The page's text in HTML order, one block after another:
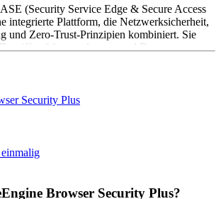
(Security Service Edge & Secure Access
integrierte Plattform, die Netzwerksicherheit,
und Zero-Trust-Prinzipien kombiniert. Sie
auf Anwendungen und Daten von
indem sie Sicherheitsfunktionen wie Firewall,
globalen Netzwerk bereitstellt. Dies
bei der Absicherung ihrer verteilten
gibt es auf Anfrage beim Anbieter.
Security Plus
Browser Security Plus?